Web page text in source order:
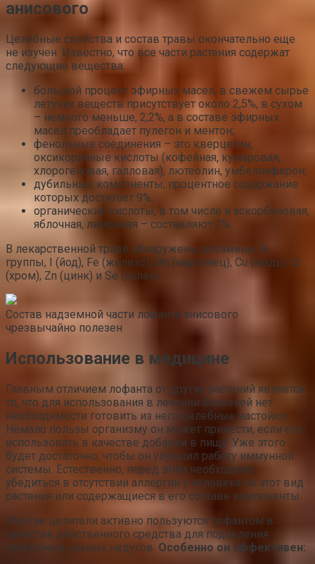
анисового
Целебные свойства и состав травы окончательно еще
не изучен. Известно, что все части растения содержат
следующие вещества:
большой процент эфирных масел, в свежем сырье
летучих веществ присутствует около 2,5%, в сухом
– немного меньше, 2,2%, а в составе эфирных
масел преобладает пулегон и ментон;
фенольные соединения – это кверцетин,
оксикоричные кислоты (кофейная, кумаровая,
хлорогеновая, галловая), лютеолин, умбеллиферон;
дубильные компоненты, процентное содержание
которых достигает 9%;
органические кислоты, в том числе и аскорбиновая,
яблочная, лимонная – составляют 1%.
В лекарственной траве обнаружены витамины В-
группы, I (йод), Fe (железо), Mn (марганец), Cu (медь), Cr
(хром), Zn (цинк) и Se (селен).
Состав надземной части лофанта анисового
чрезвычайно полезен
Использование в медицине
Главным отличием лофанта от других растений является
то, что для использования в лечении болезней нет
необходимости готовить из него целебные настойки.
Немало пользы организму он может принести, если его
использовать в качестве добавки в пищу. Уже этого
будет достаточно, чтобы он улучшил работу иммунной
системы. Естественно, перед этим необходимо
убедиться в отсутствии аллергии у человека на этот вид
растения или содержащиеся в его составе компоненты.
Многие целители активно пользуются лофантом в
качестве действенного средства для подавления
симптомов разных недугов. Особенно он эффективен: